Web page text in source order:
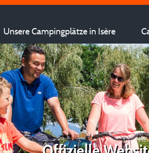
Unsere Campingplätze in Isère